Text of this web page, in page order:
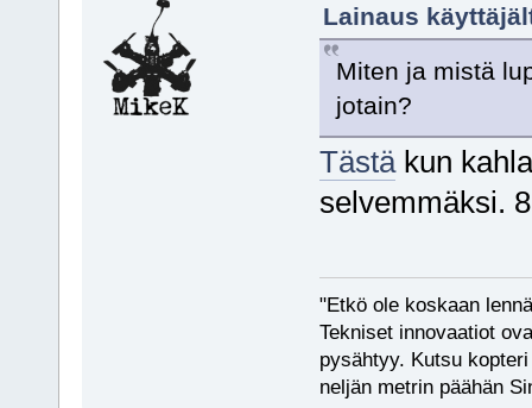
Lainaus
Miten ja mistä
jotain?
Tästäkun
selvemmäksi.
"Etkö ole koskaan
Tekniset innovaatiot
pysähtyy. Kutsu
neljän metrin päähän